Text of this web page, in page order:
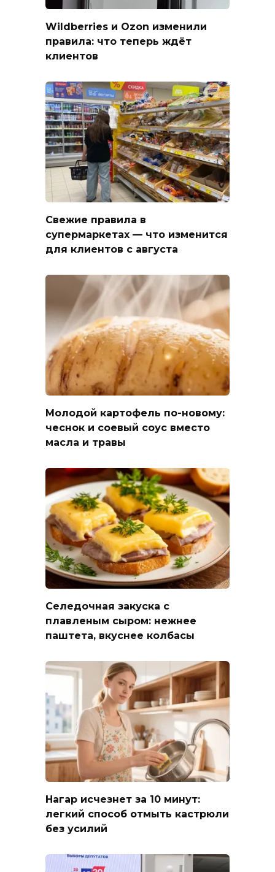
Wildberries и Ozon изменили
правила: что теперь ждёт
клиентов
Свежие правила в
супермаркетах — что изменится
для клиентов с августа
Молодой картофель по-новому:
чеснок и соевый соус вместо
масла и травы
Селедочная закуска с
плавленым сыром: нежнее
паштета, вкуснее колбасы
Нагар исчезнет за 10 минут:
легкий способ отмыть кастрюли
без усилий